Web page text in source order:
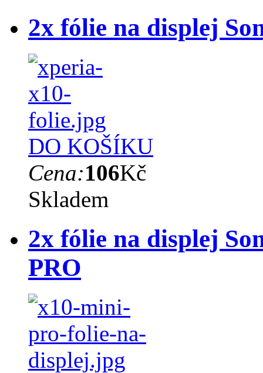
2x fólie na displej
DO KOŠÍKU
Cena:106Kč
Skladem
2x fólie na displej
PRO